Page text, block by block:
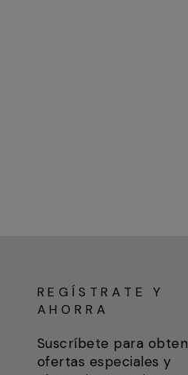
REGÍSTRATE Y
AHORRA
Suscríbete para
ofertas especiales y